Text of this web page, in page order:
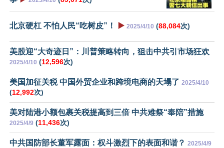
北京硬杠 不怕人民“吃树皮”！ ▶️ 2025/4/10 (88,084次)
美股迎“大奇迹日”：川普策略转向，狙击中共引市场狂欢
2025/4/10 (12,596次)
美国加征关税 中国外贸企业和跨境电商的天塌了 2025/4/10
(12,992次)
美对陆港小额包裹关税提高到三倍 中共难祭“奉陪”措施
2025/4/9 (11,436次)
中共国防部长董军露面：权斗激烈下的表面和谐？ 2025/4/9